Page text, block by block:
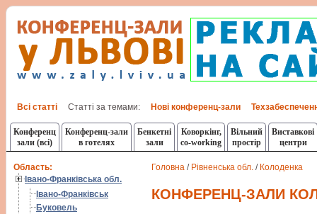
Всі статті Статті за темами: Нові конференц-зали
Конференц
зали (всі)
Конференц-зали
в готелях
Бенкетні
зали
Коворкінг,
co-working
Вільний
простір
Виставкові
центри
Область:
Івано-Франківська обл.
Івано-Франківськ
Буковель
Головна / Рівненська обл. / Колоденка
КОНФЕРЕНЦ-ЗАЛИ